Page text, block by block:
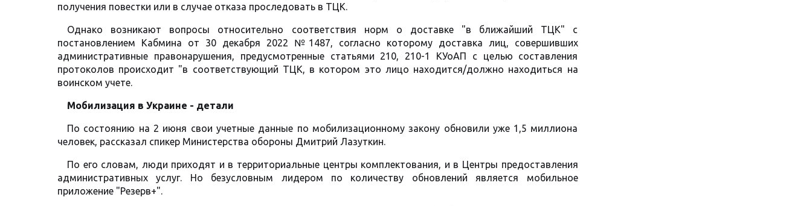
получения повестки или в случае отказа проследовать в ТЦК.
Однако возникают вопросы относительно соответствия норм о доставке "в ближайший ТЦК" с
постановлением Кабмина от 30 декабря 2022 №1487, согласно которому доставка лиц, совершивших
административные правонарушения, предусмотренные статьями 210, 210-1 КУоАП с целью составления
протоколов происходит "в соответствующий ТЦК, в котором это лицо находится/должно находиться на
воинском учете.
Мобилизация в Украине - детали
По состоянию на 2 июня свои учетные данные по мобилизационному закону обновили уже 1,5 миллиона
человек, рассказал спикер Министерства обороны Дмитрий Лазуткин.
По его словам, люди приходят и в территориальные центры комплектования, и в Центры предоставления
административных услуг. Но безусловным лидером по количеству обновлений является мобильное
приложение "Резерв+".